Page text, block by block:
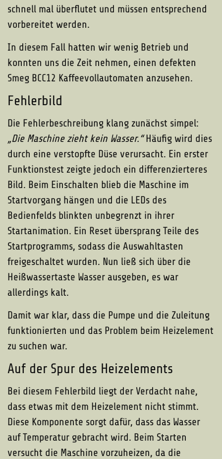
schnell mal überflutet und müssen entsprechend
vorbereitet werden.
In diesem Fall hatten wir wenig Betrieb und
konnten uns die Zeit nehmen, einen defekten
Smeg BCC12 Kaffeevollautomaten anzusehen.
Fehlerbild
Die Fehlerbeschreibung klang zunächst simpel:
„Die Maschine zieht kein Wasser.“Häufig wird dies
durch eine verstopfte Düse verursacht. Ein erster
Funktionstest zeigte jedoch ein differenzierteres
Bild. Beim Einschalten blieb die Maschine im
Startvorgang hängen und die LEDs des
Bedienfelds blinkten unbegrenzt in ihrer
Startanimation. Ein Reset übersprang Teile des
Startprogramms, sodass die Auswahltasten
freigeschaltet wurden. Nun ließ sich über die
Heißwassertaste Wasser ausgeben, es war
allerdings kalt.
Damit war klar, dass die Pumpe und die Zuleitung
funktionierten und das Problem beim Heizelement
zu suchen war.
Auf der Spur des Heizelements
Bei diesem Fehlerbild liegt der Verdacht nahe,
dass etwas mit dem Heizelement nicht stimmt.
Diese Komponente sorgt dafür, dass das Wasser
auf Temperatur gebracht wird. Beim Starten
versucht die Maschine vorzuheizen, da die